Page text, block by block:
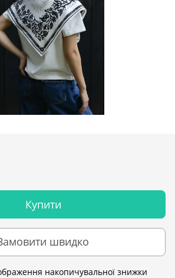
Купити
швидко
накопичувальної знижки